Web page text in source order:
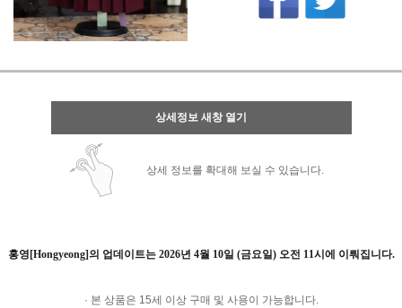
상세정보 새창 열기
상세 정보를 확대해 보실 수 있습니다.
홍영[Hongyeong]의 업데이트는 2026년 4월 10일 (금요일) 오전 11시에 이뤄집니다.
· 본 상품은 15세 이상 구매 및 사용이 가능합니다.